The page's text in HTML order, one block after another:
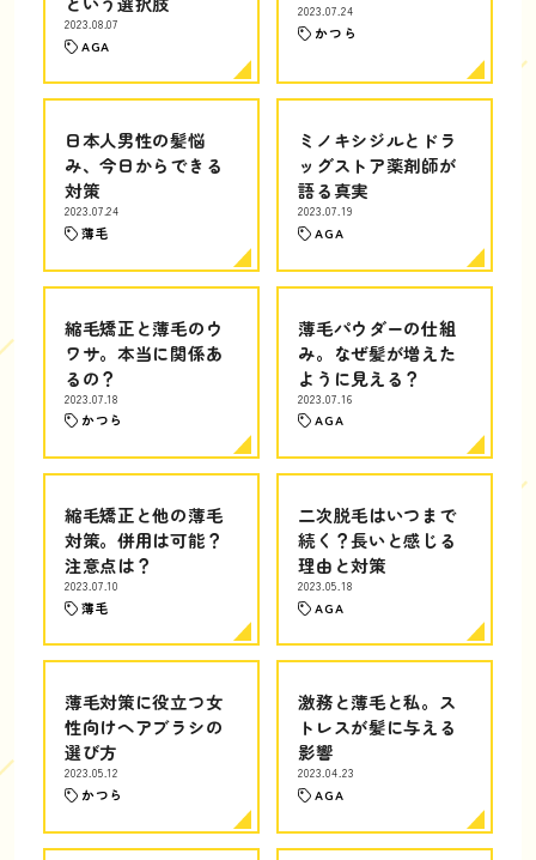
2023.08.07
AGA
2023.07.24
かつら
日本人男性の髪悩
み、今日からできる
対策
2023.07.24
薄毛
ミノキシジルとドラ
ッグストア薬剤師が
語る真実
2023.07.19
AGA
縮毛矯正と薄毛のウ
ワサ。本当に関係あ
るの？
2023.07.18
かつら
薄毛パウダーの仕組
み。なぜ髪が増えた
ように見える？
2023.07.16
AGA
縮毛矯正と他の薄毛
対策。併用は可能？
注意点は？
2023.07.10
薄毛
二次脱毛はいつまで
続く？長いと感じる
理由と対策
2023.05.18
AGA
薄毛対策に役立つ女
性向けヘアブラシの
選び方
2023.05.12
かつら
激務と薄毛と私。ス
トレスが髪に与える
影響
2023.04.23
AGA